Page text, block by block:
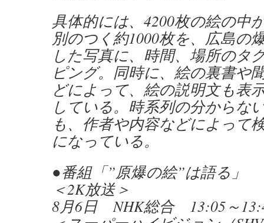
具体的には、4200枚の絵の中
別のつく約1000枚を、広島の
した写真に、時間、場所のタ
ピング。同時に、絵の裏書や
どによって、絵の説明文も表
している。時系列の分からな
も、作者や内容などによって
になっている。
●番組「”原爆の絵”は語る」
＜2K放送＞
8月6日 NHK総合 13:05～